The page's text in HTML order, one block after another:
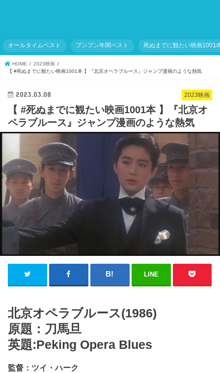
オールタイムベスト ブンブン年間ベスト 死ぬまでに観たい映画1001
HOME
2023映画
【 #死ぬまでに観たい映画1001本 】『北京オペラブルース』ジャンプ漫画のような熱気
2023映画
2023.03.08
【 #死ぬまでに観たい映画1001本 】『北京オ
ペラブルース』ジャンプ漫画のような熱気
LINE
北京オペラブルース(1986)
原題：刀馬旦
英題:Peking Opera Blues
監督：ツイ・ハーク